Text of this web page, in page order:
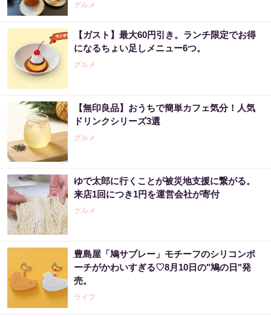
グルメ
【ガスト】最大60円引き。ランチ限定でお得
になるちょい足しメニュー6つ。
グルメ
【無印良品】おうちで簡単カフェ気分！人気
ドリンクシリーズ3選
グルメ
ゆで太郎に行くことが被災地支援に繋がる。
来店1回につき1円を運営会社が寄付
グルメ
豊島屋「鳩サブレー」モチーフのシリコンポ
ーチがかわいすぎる♡8月10日の"鳩の日"発
売。
ライフ